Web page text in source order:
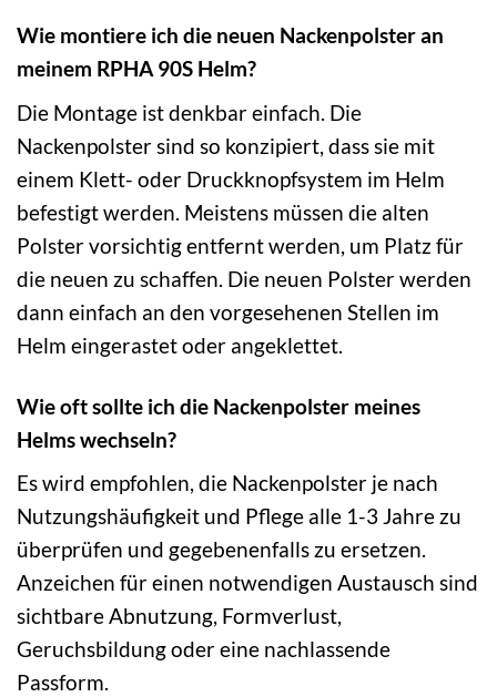
Wie montiere ich die neuen Nackenpolster an
meinem RPHA 90S Helm?
Die Montage ist denkbar einfach. Die
Nackenpolster sind so konzipiert, dass sie mit
einem Klett- oder Druckknopfsystem im Helm
befestigt werden. Meistens müssen die alten
Polster vorsichtig entfernt werden, um Platz für
die neuen zu schaffen. Die neuen Polster werden
dann einfach an den vorgesehenen Stellen im
Helm eingerastet oder angeklettet.
Wie oft sollte ich die Nackenpolster meines
Helms wechseln?
Es wird empfohlen, die Nackenpolster je nach
Nutzungshäufigkeit und Pflege alle 1-3 Jahre zu
überprüfen und gegebenenfalls zu ersetzen.
Anzeichen für einen notwendigen Austausch sind
sichtbare Abnutzung, Formverlust,
Geruchsbildung oder eine nachlassende
Passform.